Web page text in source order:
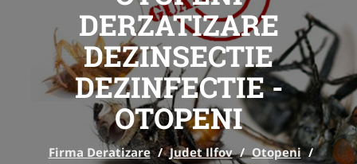
DERZATIZARE
DEZINSECTIE
DEZINFECTIE -
OTOPENI
Firma Deratizare / Judet Ilfov / Otopeni /